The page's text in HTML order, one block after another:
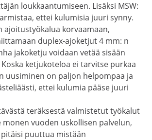
loukkaantumiseen. Lisäksi MSW:
ettei kulumisia juuri synny.
ajoitustyökalua korvaamaan,
duplex-ajoketjut 4 mm: n
jakoketju voidaan vetää sisään
ketjukoteloa ei tarvitse purkaa
uusiminen on paljon helpompaa ja
ettei kulumia pääse juuri
teräksestä valmistetut työkalut
vuoden uskollisen palvelun,
puuttua mistään